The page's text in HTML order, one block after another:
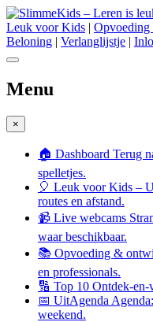
Leuk voor Kids |
Beloning | Verlanglijstje |
Menu
×
🏠 Dashboard Terug
spelletjes.
🎈 Leuk voor Kids –
routes en afstand.
📹 Live webcams
waar beschikbaar.
📚 Opvoeding &
en professionals.
🔢 Top 10 Ontdek-en-
📅 UitAgenda
weekend.